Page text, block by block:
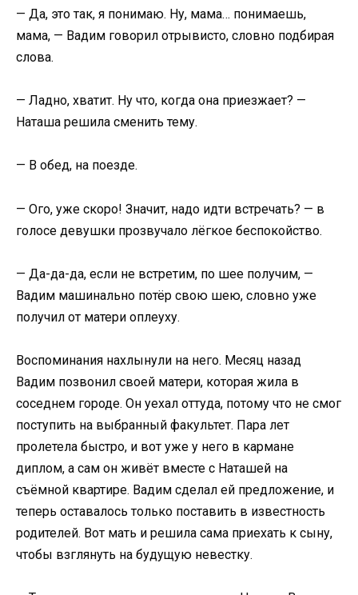
— Да, это так, я понимаю. Ну, мама… понимаешь,
мама, — Вадим говорил отрывисто, словно подбирая
слова.
— Ладно, хватит. Ну что, когда она приезжает? —
Наташа решила сменить тему.
— В обед, на поезде.
— Ого, уже скоро! Значит, надо идти встречать? — в
голосе девушки прозвучало лёгкое беспокойство.
— Да-да-да, если не встретим, по шее получим, —
Вадим машинально потёр свою шею, словно уже
получил от матери оплеуху.
Воспоминания нахлынули на него. Месяц назад
Вадим позвонил своей матери, которая жила в
соседнем городе. Он уехал оттуда, потому что не смог
поступить на выбранный факультет. Пара лет
пролетела быстро, и вот уже у него в кармане
диплом, а сам он живёт вместе с Наташей на
съёмной квартире. Вадим сделал ей предложение, и
теперь оставалось только поставить в известность
родителей. Вот мать и решила сама приехать к сыну,
чтобы взглянуть на будущую невестку.